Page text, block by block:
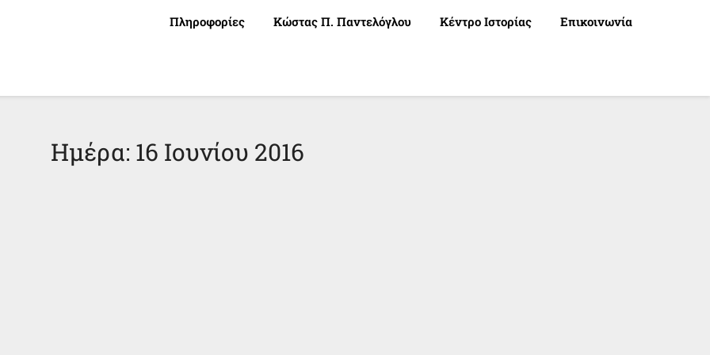
Πληροφορίες Κώστας Π. Παντελόγλου Κέντρο Ιστορίας Επικοινωνία
Ημέρα: 16 Ιουνίου 2016